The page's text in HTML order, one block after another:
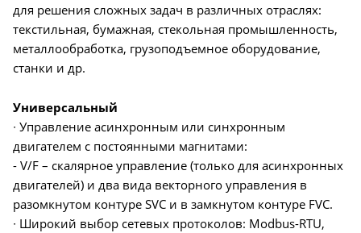
для решения сложных задач в различных отраслях:
текстильная, бумажная, стекольная промышленность,
металлообработка, грузоподъемное оборудование,
станки и др.
Универсальный
∙ Управление асинхронным или синхронным
двигателем с постоянными магнитами:
- V/F – скалярное управление (только для асинхронных
двигателей) и два вида векторного управления в
разомкнутом контуре SVC и в замкнутом контуре FVC.
∙ Широкий выбор сетевых протоколов: Modbus-RTU,